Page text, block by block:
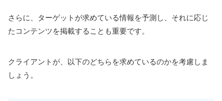
さらに、ターゲットが求めている情報を予測し、それに応じ
たコンテンツを掲載することも重要です。
クライアントが、以下のどちらを求めているのかを考慮しま
しょう。